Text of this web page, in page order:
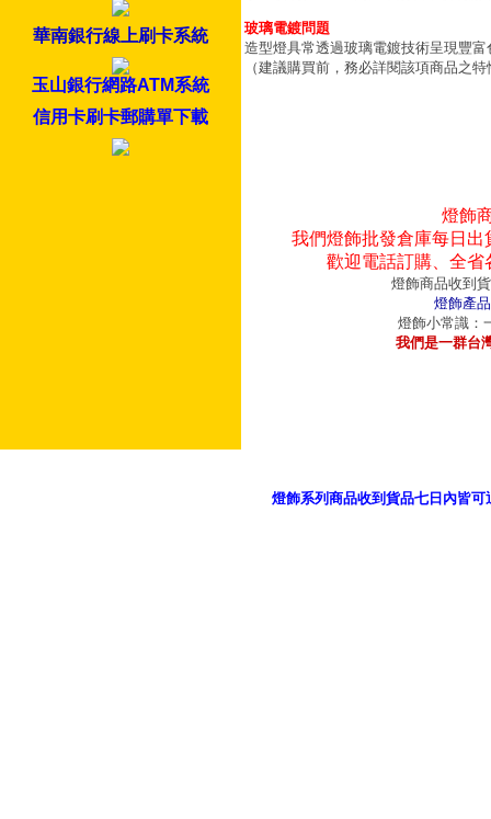
華南銀行線上刷卡系統
玉山銀行網路ATM系統
信用卡刷卡郵購單下載
玻璃電鍍問題
造型燈具常透過玻璃電鍍技術呈現豐
（建議購買前，務必詳閱該項商品之
燈飾
我們燈飾批發倉庫每日
歡迎電話訂購、全
燈飾商品收到
燈飾產
燈飾小常識：
我們是一群台
燈飾系列商品收到貨品七日內皆